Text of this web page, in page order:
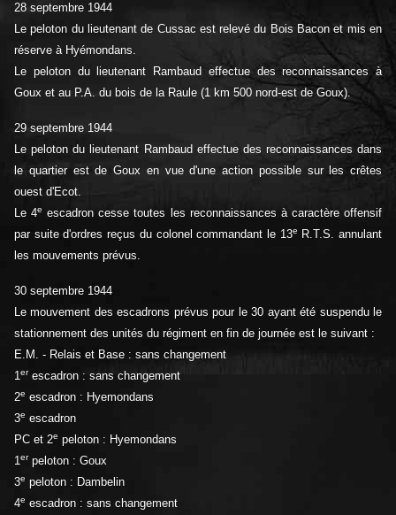
28 septembre 1944
Le peloton du lieutenant de Cussac est relevé du Bois Bacon et mis en
réserve à Hyémondans.
Le peloton du lieutenant Rambaud effectue des reconnaissances à
Goux et au P.A. du bois de la Raule (1 km 500 nord-est de Goux).
29 septembre 1944
Le peloton du lieutenant Rambaud effectue des reconnaissances dans
le quartier est de Goux en vue d'une action possible sur les crêtes
ouest d'Ecot.
Le 4e escadron cesse toutes les reconnaissances à caractère offensif
par suite d'ordres reçus du colonel commandant le 13e
R.T.S. annulant
les mouvements prévus.
30 septembre 1944
Le mouvement des escadrons prévus pour le 30 ayant été suspendu le
stationnement des unités du régiment en fin de journée est le suivant :
E.M. - Relais et Base : sans changement
1erescadron : sans changement
2e escadron : Hyemondans
3e escadron
PC et 2e peloton : Hyemondans
1erpeloton : Goux
3e peloton : Dambelin
4e escadron : sans changement